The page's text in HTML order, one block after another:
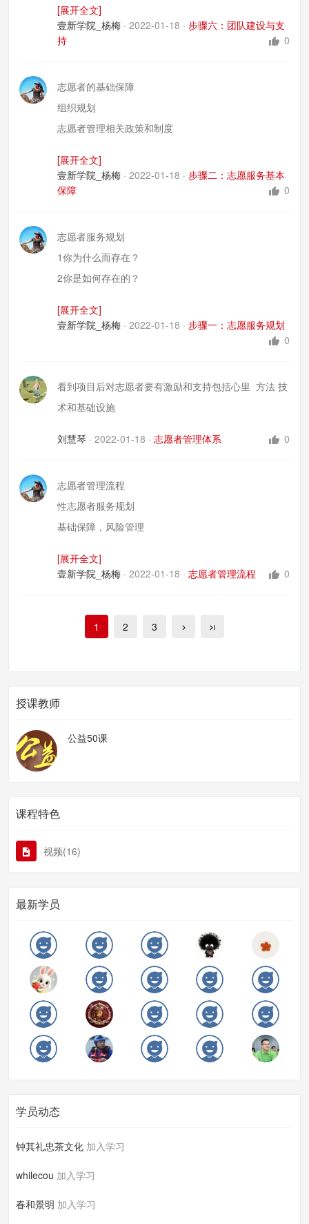
团队文化
志愿者与团队发展
[展开全文]
壹新学院_杨梅 · 2022-01-18 · 步骤六：团队建设与支
持
0
志愿者的基础保障
组织规划
志愿者管理相关政策和制度
必要的设施，物资
财务预算
风险管理
[展开全文]
壹新学院_杨梅 · 2022-01-18 · 步骤二：志愿服务基本
保障
0
志愿者服务规划
1你为什么而存在？
2你是如何存在的？
4你如何去？
先要有目标规划，你才能有地方去，这就是一个志愿者
[展开全文]
壹新学院_杨梅 · 2022-01-18 · 步骤一：志愿服务规划
0
看到项目后对志愿者要有激励和支持包括心里 方法 技
术和基础设施
刘慧琴 · 2022-01-18 · 志愿者管理体系 0
志愿者管理流程
性志愿者服务规划
基础保障，风险管理
志愿者招募与选拔
志愿者离职与成果转化
志愿者管理流程是一个持续的，循环的，不断的来做
[展开全文]
壹新学院_杨梅 · 2022-01-18 · 志愿者管理流程 0
1 2 3
授课教师
公益50课
课程特色
视频(16)
最新学员
学员动态
钟其礼忠茶文化 加入学习
whilecou 加入学习
春和景明 加入学习